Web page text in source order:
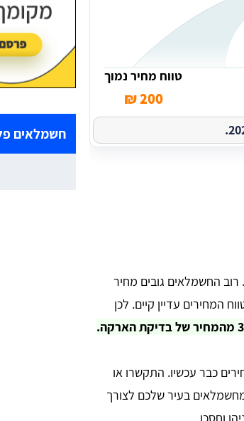
טווח מחיר נמוך
200 ₪
החשמלאים גובים מחיר
המחירים עדיין קיים. לכן
כבר עכשיו. התקשרו או
וקבלו עד 3 הצעות מחיר מחשמלאים בעיר שלכם לצורך
חשמלאים